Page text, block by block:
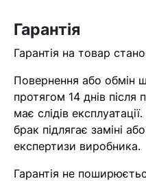
Гарантія
Гарантія на товар
Повернення або обмін
протягом 14 днів
має слідів
брак підлягає заміні
експертизи виробника.
Гарантія не